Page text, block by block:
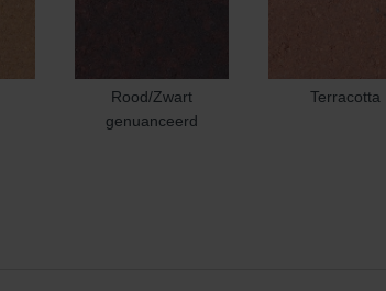
Rood/Zwart
genuanceerd
Terracotta